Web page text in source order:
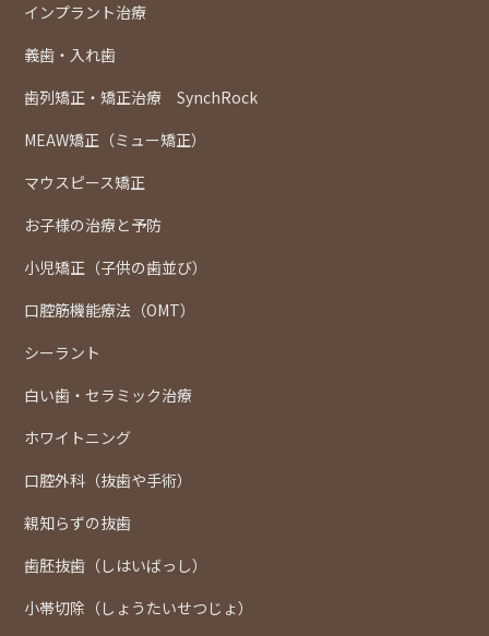
インプラント治療
義歯・入れ歯
歯列矯正・矯正治療 SynchRock
MEAW矯正（ミュー矯正）
マウスピース矯正
お子様の治療と予防
小児矯正（子供の歯並び）
口腔筋機能療法（OMT）
シーラント
白い歯・セラミック治療
ホワイトニング
口腔外科（抜歯や手術）
親知らずの抜歯
歯胚抜歯（しはいばっし）
小帯切除（しょうたいせつじょ）